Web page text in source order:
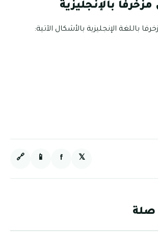
بالإنجليزية
باللغة الإنجليزية بالأشكال الآتية:
𝕏
f
📱
🔗
صلة